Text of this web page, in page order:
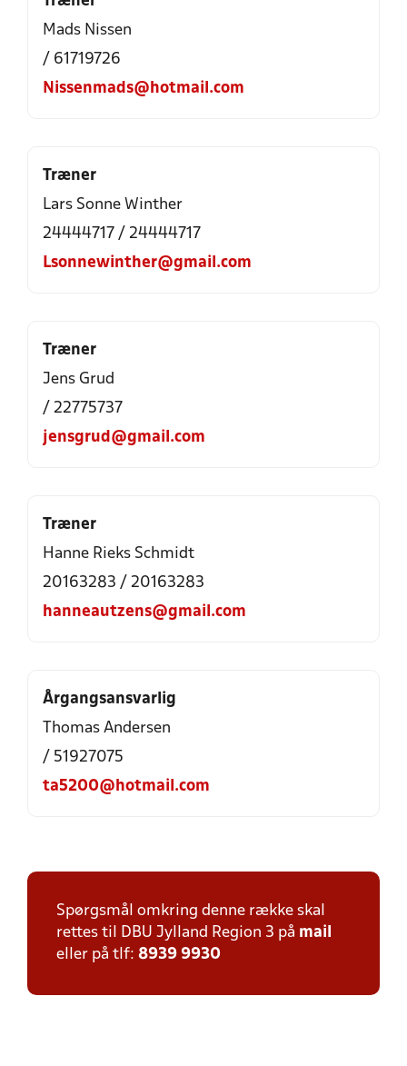
Mads Nissen
/ 61719726
Nissenmads@hotmail.com
Træner
Lars Sonne Winther
24444717 / 24444717
Lsonnewinther@gmail.com
Træner
Jens Grud
/ 22775737
jensgrud@gmail.com
Træner
Hanne Rieks Schmidt
20163283 / 20163283
hanneautzens@gmail.com
Årgangsansvarlig
Thomas Andersen
/ 51927075
ta5200@hotmail.com
Spørgsmål omkring denne række skal
rettes til DBU Jylland Region 3 på mail
eller på tlf: 8939 9930